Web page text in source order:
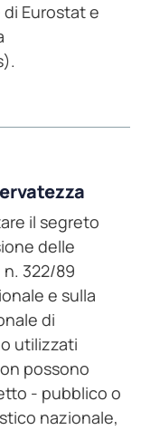
Eurostat e
il segreto
delle
322/89
e sulla
di
utilizzati
possono
- pubblico o
nazionale,